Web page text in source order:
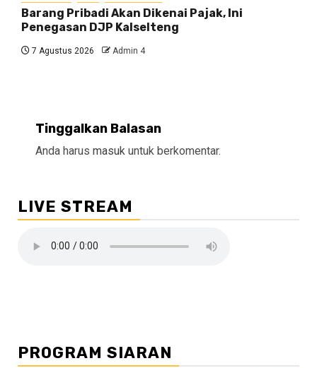
Barang Pribadi Akan Dikenai Pajak, Ini
Penegasan DJP Kalselteng
7 Agustus 2026 Admin 4
Tinggalkan Balasan
Anda harus masuk untuk berkomentar.
LIVE STREAM
PROGRAM SIARAN